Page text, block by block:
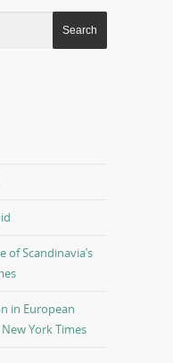
of Scandinavia’s
in European
York Times